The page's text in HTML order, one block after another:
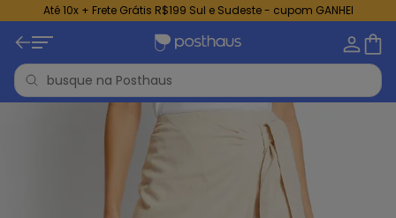
Até 10x + Frete Grátis R$199 Sul e Sudeste - cupom GANHEI